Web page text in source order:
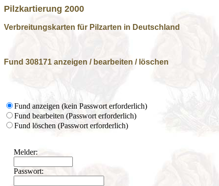
Pilzkartierung 2000
Verbreitungskarten für Pilzarten in Deutschland
Fund 308171 anzeigen / bearbeiten / löschen
Fund anzeigen (kein Passwort erforderlich)
Fund bearbeiten (Passwort erforderlich)
Fund löschen (Passwort erforderlich)
Melder:
Passwort: